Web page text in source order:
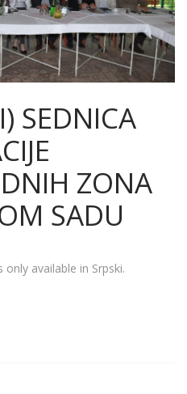
SEDNICA
ZONA
SADU
only available in Srpski.